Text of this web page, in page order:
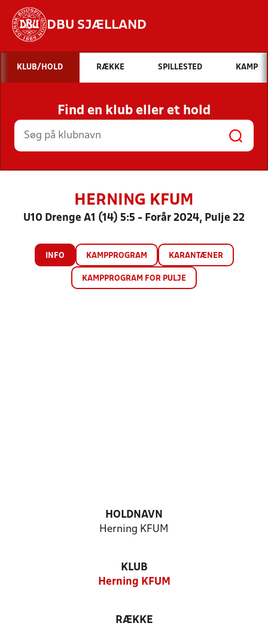
DBU SJÆLLAND
Hvad vil du søge efter?
INDHOLD OG NYHEDER
STILLINGER, RESULTATER, KLUBBER OG
HOLD
KLUB/HOLD RÆKKE SPILLESTED KAMP
Find en klub eller et hold
HERNING KFUM
U10 Drenge A1 (14) 5:5 - Forår 2024, Pulje 22
INFO KAMPPROGRAM KARANTÆNER
KAMPPROGRAM FOR PULJE
HOLDNAVN
Herning KFUM
KLUB
Herning KFUM
RÆKKE